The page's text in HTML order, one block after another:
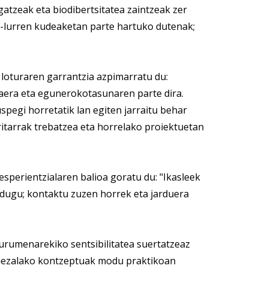
eta biodibertsitatea zaintzeak zer
kudeaketan parte hartuko dutenak;
garrantzia azpimarratu du:
eta egunerokotasunaren parte dira.
horretatik lan egiten jarraitu behar
trebatzea eta horrelako proiektuetan
balioa goratu du: "Ikasleek
kontaktu zuzen horrek eta jarduera
sentsibilitatea suertatzeaz
kontzeptuak modu praktikoan